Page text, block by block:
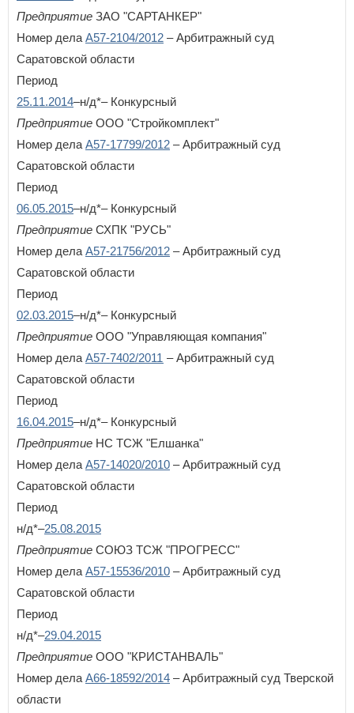
Предприятие ЗАО "САРТАНКЕР"
Номер дела А57-2104/2012 – Арбитражный суд
Саратовской области
Период
25.11.2014–н/д*– Конкурсный
Предприятие ООО "Стройкомплект"
Номер дела А57-17799/2012 – Арбитражный суд
Саратовской области
Период
06.05.2015–н/д*– Конкурсный
Предприятие СХПК "РУСЬ"
Номер дела А57-21756/2012 – Арбитражный суд
Саратовской области
Период
02.03.2015–н/д*– Конкурсный
Предприятие ООО "Управляющая компания"
Номер дела А57-7402/2011 – Арбитражный суд
Саратовской области
Период
16.04.2015–н/д*– Конкурсный
Предприятие НС ТСЖ "Елшанка"
Номер дела А57-14020/2010 – Арбитражный суд
Саратовской области
Период
н/д*–25.08.2015
Предприятие СОЮЗ ТСЖ "ПРОГРЕСС"
Номер дела А57-15536/2010 – Арбитражный суд
Саратовской области
Период
н/д*–29.04.2015
Предприятие ООО "КРИСТАНВАЛЬ"
Номер дела А66-18592/2014 – Арбитражный суд Тверской
области